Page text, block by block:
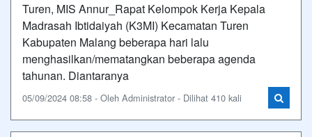
Turen, MIS Annur_Rapat Kelompok Kerja Kepala
Madrasah Ibtidaiyah (K3MI) Kecamatan Turen
Kabupaten Malang beberapa hari lalu
menghasilkan/mematangkan beberapa agenda
tahunan. Diantaranya
05/09/2024 08:58 - Oleh Administrator - Dilihat 410 kali